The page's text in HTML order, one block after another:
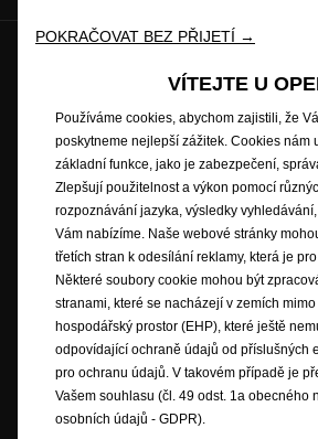
Ochranná známka a autorské právo
Osobní údaje a právní aspekty
Spotřeba paliva dle jízdního cyklu WLTP
Recyklace
Opel worldwide
Nastavení cookies
Informace k EU
Opel vynaloží patřičné úsilí na zajištění toho,
správný a aktuální, ale nepřijímá žádnou
či ztráty vyplývající ze spoléhání se na obsah
informace na této stránce mohou být
výrobku, které se mohly od jeho uvedení na trh
nebo vyobrazené součásti výbavy nemusí být v
nebo mohou být dostupné pouze za příplatek.
POKRAČOVAT BEZ PŘIJETÍ →
VÍTEJTE U
Používáme cookies, abychom zajistili, že
poskytneme nejlepší zážitek. Cookies nám
základní funkce, jako je zabezpečení,
Zlepšují použitelnost a výkon pomocí
rozpoznávání jazyka, výsledky
Vám nabízíme. Naše webové stránky
třetích stran k odesílání reklamy, která je
Některé soubory cookie mohou být
stranami, které se nacházejí v zemích
hospodářský prostor (EHP), které ještě
odpovídající ochraně údajů od příslušných
pro ochranu údajů. V takovém případě je
Vašem souhlasu (čl. 49 odst. 1a obecného
osobních údajů - GDPR).